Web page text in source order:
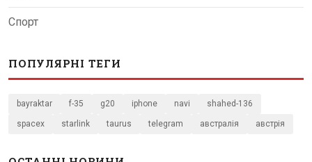
Спорт
ПОПУЛЯРНІ ТЕГИ
bayraktar f-35 g20 iphone navi shahed-136
spacex starlink taurus telegram австралія австрія